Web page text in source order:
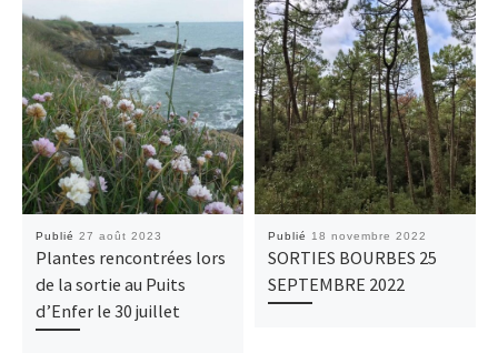
Publié 27 août 2023
Plantes rencontrées lors
de la sortie au Puits
d’Enfer le 30 juillet
Publié 18 novembre 2022
SORTIES BOURBES 25
SEPTEMBRE 2022